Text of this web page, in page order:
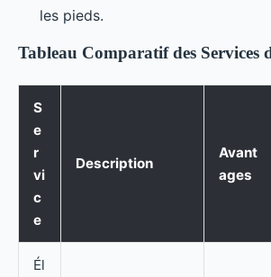
les pieds.
Tableau Comparatif des Services
S
e
r
vi
c
e
Description
Avant
ages
Él